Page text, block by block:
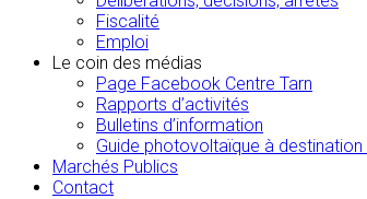
Fiscalité
Emploi
Le coin des médias
Page Facebook Centre Tarn
Rapports d’activités
Bulletins d’information
Guide photovoltaïque à destination
Marchés Publics
Contact